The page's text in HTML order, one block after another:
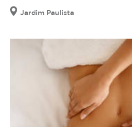
Jardim Paulista